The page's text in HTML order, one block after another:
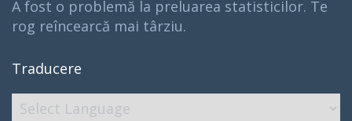
A fost o problemă la preluarea statisticilor. Te
rog reîncearcă mai târziu.
Traducere